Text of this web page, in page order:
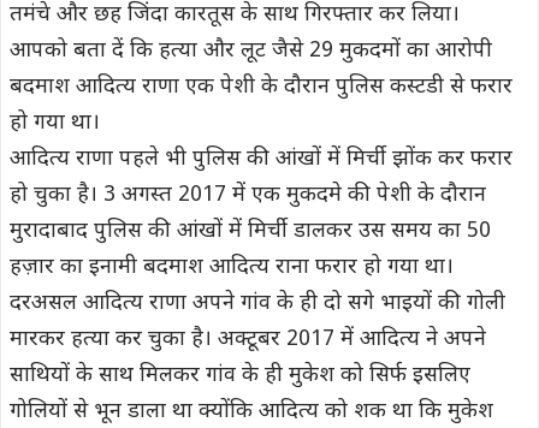
तमंचे और छह जिंदा कारतूस के साथ गिरफ्तार कर लिया।
आपको बता दें कि हत्या और लूट जैसे 29 मुकदमों का आरोपी
बदमाश आदित्य राणा एक पेशी के दौरान पुलिस कस्टडी से फरार
हो गया था।
आदित्य राणा पहले भी पुलिस की आंखों में मिर्ची झोंक कर फरार
हो चुका है। 3 अगस्त 2017 में एक मुकदमे की पेशी के दौरान
मुरादाबाद पुलिस की आंखों में मिर्ची डालकर उस समय का 50
हज़ार का इनामी बदमाश आदित्य राना फरार हो गया था।
दरअसल आदित्य राणा अपने गांव के ही दो सगे भाइयों की गोली
मारकर हत्या कर चुका है। अक्टूबर 2017 में आदित्य ने अपने
साथियों के साथ मिलकर गांव के ही मुकेश को सिर्फ इसलिए
गोलियों से भून डाला था क्योंकि आदित्य को शक था कि मुकेश